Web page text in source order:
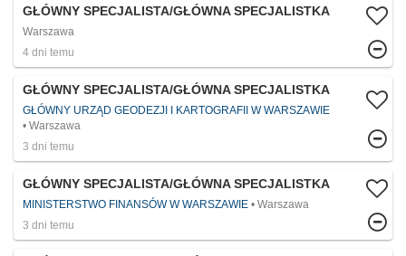
GŁÓWNY SPECJALISTA/GŁÓWNA SPECJALISTKA
Warszawa
4 dni temu
GŁÓWNY SPECJALISTA/GŁÓWNA SPECJALISTKA
GŁÓWNY URZĄD GEODEZJI I KARTOGRAFII W WARSZAWIE
Warszawa
3 dni temu
GŁÓWNY SPECJALISTA/GŁÓWNA SPECJALISTKA
MINISTERSTWO FINANSÓW W WARSZAWIE
Warszawa
3 dni temu